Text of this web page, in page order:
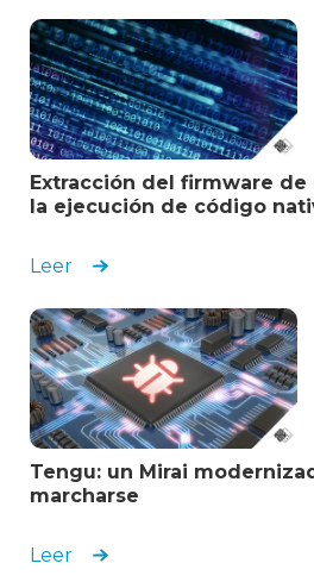
Extracción del firmware de
la ejecución de código
Leer
Tengu: un Mirai
marcharse
Leer